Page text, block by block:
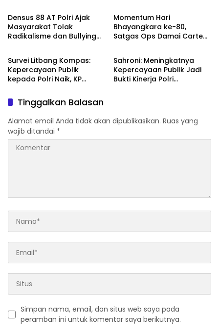
Biasa Anumerta
Densus 88 AT Polri Ajak
Masyarakat Tolak
Radikalisme dan Bullying
Momentum Hari
Bhayangkara ke-80,
Satgas Ops Damai Cartenz
Sosial
TNI - POLRI
Survei Litbang Kompas:
Kepercayaan Publik
kepada Polri Naik, KP
Reformasi Berjalan
DPR RI
Sahroni: Meningkatnya
Kepercayaan Publik Jadi
Bukti Kinerja Polri
Tinggalkan Balasan
Alamat email Anda tidak akan dipublikasikan. Ruas yang
wajib ditandai *
Simpan nama, email, dan situs web saya pada
peramban ini untuk komentar saya berikutnya.